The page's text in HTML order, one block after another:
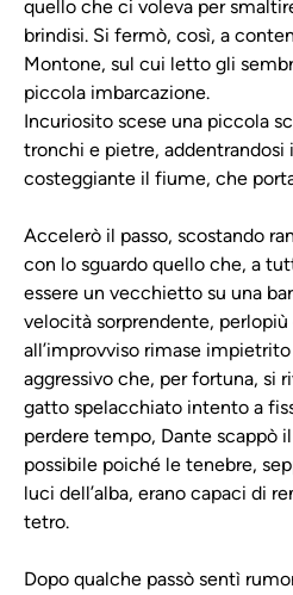
quello che ci voleva per
brindisi. Si fermò, così, a
Montone, sul cui letto gli
piccola imbarcazione.
Incuriosito scese una piccola
tronchi e pietre, addentrandosi
costeggiante il fiume, che
Accelerò il passo, scostando
con lo sguardo quello che, a
essere un vecchietto su una
velocità sorprendente,
all’improvviso rimase
aggressivo che, per fortuna, si
gatto spelacchiato intento a
perdere tempo, Dante scappò
possibile poiché le tenebre,
luci dell’alba, erano capaci di
tetro.
Dopo qualche passò sentì